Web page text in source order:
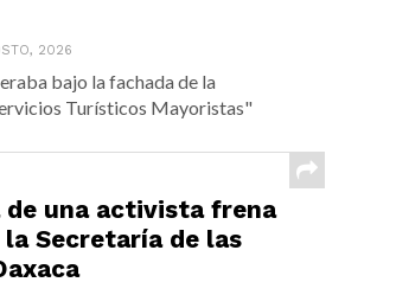
2026
bajo la fachada de la
Turísticos Mayoristas"
de una activista frena
Secretaría de las